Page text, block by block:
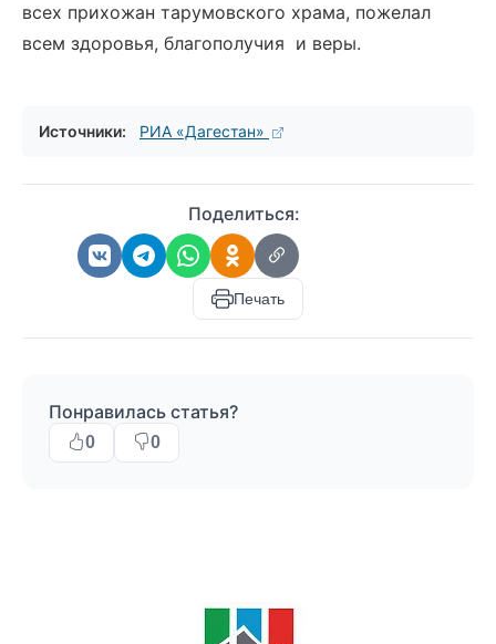
всех прихожан тарумовского храма, пожелал
всем здоровья, благополучия и веры.
Источники: РИА «Дагестан»
Поделиться:
Печать
Понравилась статья?
0 0